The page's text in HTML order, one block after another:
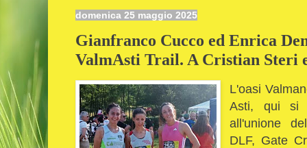
domenica 25 maggio 2025
Gianfranco Cucco ed Enrica
ValmAsti Trail. A Cristian Steri
L'oasi
Asti, qui
all'unione
DLF, Gate